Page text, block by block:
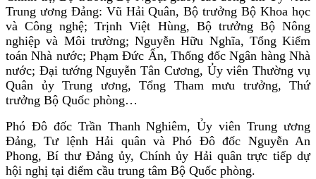
Trung ương Đảng: Vũ Hải Quân, Bộ trưởng Bộ Khoa học
và Công nghệ; Trịnh Việt Hùng, Bộ trưởng Bộ Nông
nghiệp và Môi trường; Nguyễn Hữu Nghĩa, Tổng Kiểm
toán Nhà nước; Phạm Đức Ấn, Thống đốc Ngân hàng Nhà
nước; Đại tướng Nguyễn Tân Cương, Ủy viên Thường vụ
Quân ủy Trung ương, Tổng Tham mưu trưởng, Thứ
trưởng Bộ Quốc phòng…
Phó Đô đốc Trần Thanh Nghiêm, Ủy viên Trung ương
Đảng, Tư lệnh Hải quân và Phó Đô đốc Nguyễn An
Phong, Bí thư Đảng ủy, Chính ủy Hải quân trực tiếp dự
hội nghị tại điểm cầu trung tâm Bộ Quốc phòng.